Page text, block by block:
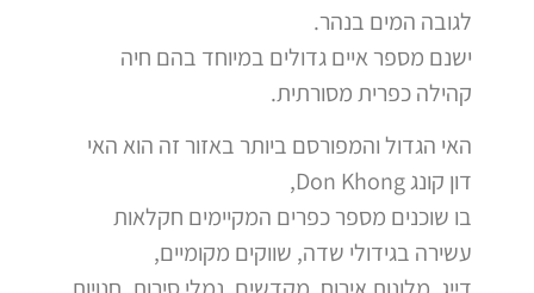
לגובה המים בנהר.
ישנם מספר איים גדולים במיוחד בהם חיה
קהילה כפרית מסורתית.
האי הגדול והמפורסם ביותר באזור זה הוא האי
דון קונג Don Khong,
בו שוכנים מספר כפרים המקיימים חקלאות
עשירה בגידולי שדה, שווקים מקומיים,